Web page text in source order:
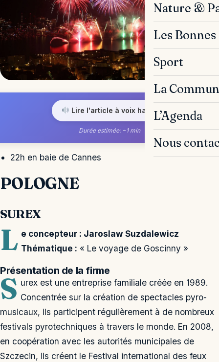
Nature &
Les
Sport
La
L’Agenda
Nous
Lire l'article à voix haute
Durée estimée: ~1 min
22h en baie de Cannes
POLOGNE
SUREX
L e concepteur : Jaroslaw Suzdalewicz
Thématique : « Le voyage de Goscinny »
Présentation de la firme
S urex est une entreprise familiale créée en 1989.
Concentrée sur la création de spectacles pyro-
musicaux, ils participent régulièrement à de nombreux
festivals pyrotechniques à travers le monde. En 2008,
en coopération avec les autorités municipales de
Szczecin, ils créent le Festival international des feux